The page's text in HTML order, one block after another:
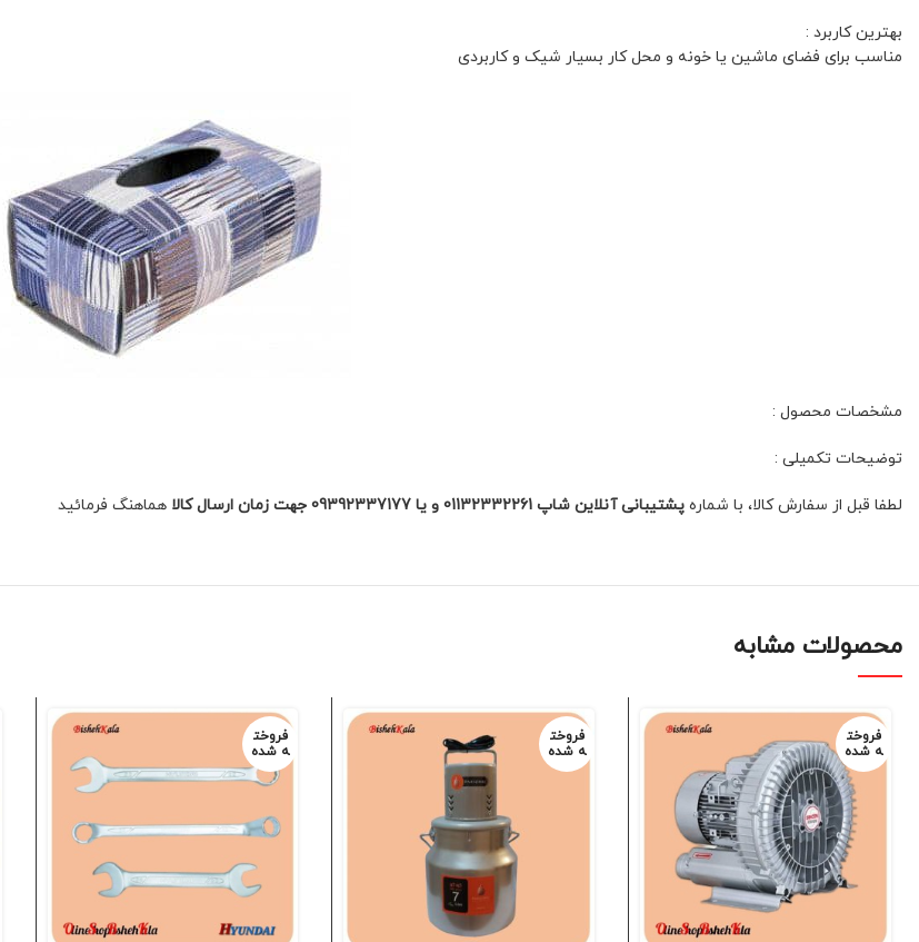
بهترین کاربرد :
مناسب برای فضای ماشین یا خونه و محل کار بسیار شیک و کاربردی
مشخصات محصول :
توضیحات تکمیلی :
لطفا قبل از سفارش کالا، با شماره پشتیبانی آنلاین شاپ 01132332261 و یا 09392337177 جهت زمان ارسال کالا هماهنگ فرمائید
محصولات مشابه
فروخت
ه شده
فروخت
ه شده
فروخت
ه شده